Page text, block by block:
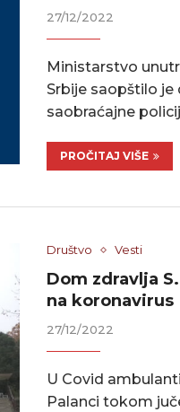
27/12/2022
Ministarstvo
Srbije saopštilo je
saobraćajne
PROČITAJ VIŠE
Društvo Vesti
Dom zdravlja
na koronavirus
27/12/2022
U Covid
Palanci tokom